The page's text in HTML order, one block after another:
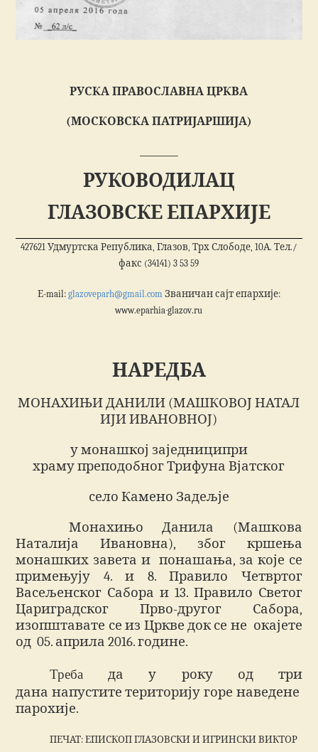
РУСКА ПРАВОСЛАВНА ЦРКВА
(МОСКОВСКА ПАТРИЈАРШИЈА)
РУКОВОДИЛАЦ
ГЛАЗОВСКЕ ЕПАРХИЈЕ
427621 Удмуртска Република, Глазов, Трх Слободе, 10А. Тел./
факс (34141) 3 53 59
Е-mail: glazoveparh@gmail.comЗваничан сајт епархије:
www.eparhia∙glazov.ru
НАРЕДБА
МОНАХИЊИ ДАНИЛИ (МАШКОВОЈ НАТАЛ
ИЈИ ИВАНОВНОЈ)
у монашкој заједниципри
храму преподобног Трифуна Вјатског
село Камено Задељје
Монахињо Данила (Машкова
Наталија Ивановна), због кршења
монашких завета и понашања, за које се
примењују 4. и 8. Правило Четвртог
Васељенског Сабора и 13. Правило Светог
Цариградског Прво-другог Сабора,
изопштавате се из Цркве док се не окајете
од 05. априла 2016. године.
Треба да у року од три
дана напустите територију горе наведене
парохије.
ПЕЧАТ: ЕПИСКОП ГЛАЗОВСКИ И ИГРИНСКИ ВИКТОР